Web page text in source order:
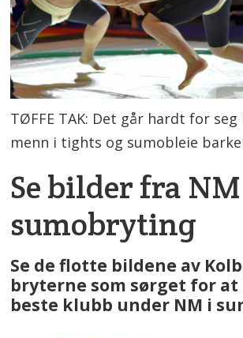
TØFFE TAK: Det går hardt for
menn i tights og sumobleie
Se bilder fra
sumobryting
Se de flotte bildene av
bryterne som sørget for at
beste klubb under NM i